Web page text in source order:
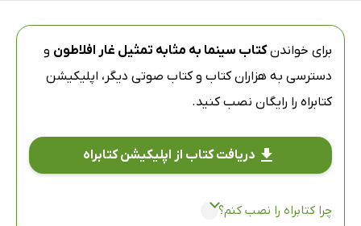
برای خواندنکتاب سینما به مثابه تمثیل غار افلاطون و
دسترسی به هزاران کتاب و کتاب صوتی دیگر، اپلیکیشن
کتابراه را رایگان نصب کنید.
دریافت کتاب از اپلیکیشن کتابراه
چرا کتابراه را نصب کنم؟